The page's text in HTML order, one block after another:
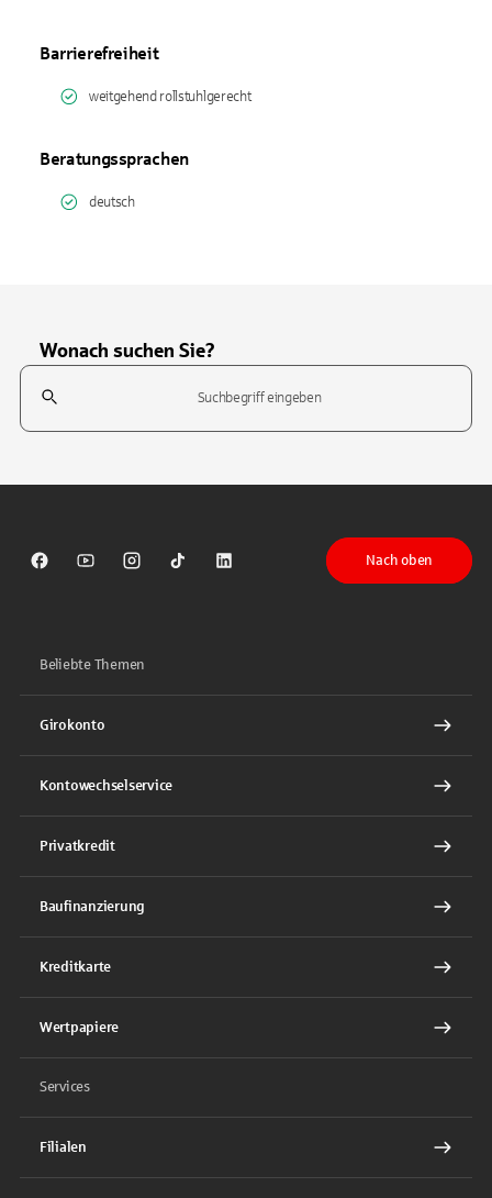
Barrierefreiheit
weitgehend rollstuhlgerecht
Beratungssprachen
deutsch
Wonach suchen Sie?
Suchfeld
Sparkasse auf Facebook
Sparkasse auf Youtube
Sparkasse auf Instagram
Sparkasse auf TikTok
Sparkasse auf LinkedIn
Nach oben
Beliebte Themen
Girokonto
Kontowechselservice
Privatkredit
Baufinanzierung
Kreditkarte
Wertpapiere
Services
Filialen